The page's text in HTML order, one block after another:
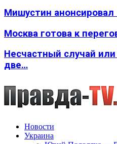
Мишустин анонсировал
Москва готова к
Несчастный случай
две…
Новости
Украина